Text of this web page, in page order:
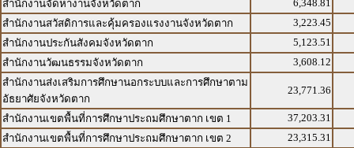
สำนักงานจัดหางานจังหวัดตาก
6,348.81
สำนักงานสวัสดิการและคุ้มครองแรงงานจังหวัดตาก
3,223.45
สำนักงานประกันสังคมจังหวัดตาก
5,123.51
สำนักงานวัฒนธรรมจังหวัดตาก
3,608.12
สำนักงานส่งเสริมการศึกษานอกระบบและการศึกษาตาม
อัธยาศัยจังหวัดตาก
23,771.36
สำนักงานเขตพื้นที่การศึกษาประถมศึกษาตาก เขต 1
37,203.31
สำนักงานเขตพื้นที่การศึกษาประถมศึกษาตาก เขต 2
23,315.31